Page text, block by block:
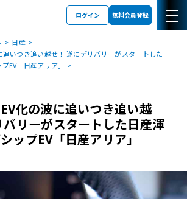
ログイン 無料会員登録
日産
追いつき追い越せ！ 遂にデリバリーがスタートした
EV「日産アリア」
EV化の波に追いつき追い越
リーがスタートした日産渾
ップEV「日産アリア」